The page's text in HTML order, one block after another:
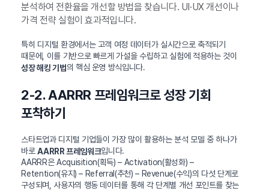
분석하여 전환율을 개선할 방법을 찾습니다. UI·UX 개선이나
가격 전략 실험이 효과적입니다.
특히 디지털 환경에서는 고객 여정 데이터가 실시간으로 축적되기
때문에, 이를 기반으로 빠르게 가설을 수립하고 실험에 적용하는 것이
성장 해킹 기법의 핵심 운영 방식입니다.
2-2. AARRR 프레임워크로 성장 기회
포착하기
스타트업과 디지털 기업들이 가장 많이 활용하는 분석 모델 중 하나가
바로 AARRR 프레임워크입니다.
AARRR은 Acquisition(획득) – Activation(활성화) –
Retention(유지) – Referral(추천) – Revenue(수익)의 다섯 단계로
구성되며, 사용자의 행동 데이터를 통해 각 단계별 개선 포인트를 찾는